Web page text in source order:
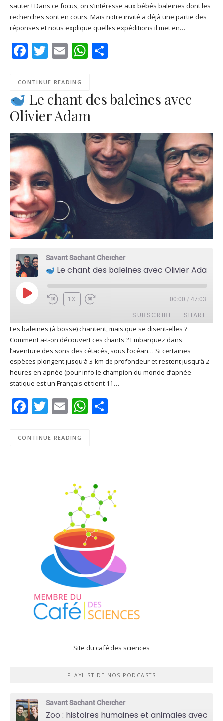
Google Play PocketCasts
Podcast Addict RSS
Spotify
RSS FEED
LINK
sauter ! Dans ce focus, on s’intéresse aux bébés baleines dont les
recherches sont en cours. Mais notre invité a déjà une partie des
réponses et nous explique quelles expéditions il met en…
Facebook
Twitter
EmailWhatsApp
CONTINUE READING
Le chant des baleines avec
Olivier Adam
Savant Sachant Chercher
Le chant des baleines avec Olivier Adam
PLAY
EPISODE
1X 00:00 / 47:03
SUBSCRIBE SHARE
Apple Podcasts Deezer
Google Play PocketCasts
Podcast Addict RSS
RSS FEED
SHARE
LINK
EMBED
Les baleines (à bosse) chantent, mais que se disent-elles ?
Comment a-t-on découvert ces chants ? Embarquez dans
l’aventure des sons des cétacés, sous l’océan… Si certaines
espèces plongent jusqu’à 3 km de profondeur et restent jusqu’à 2
heures en apnée (pour info le champion du monde d’apnée
statique est un Français et tient 11…
Facebook
Twitter
EmailWhatsApp
CONTINUE READING
Site du café des sciences
PLAYLIST DE NOS PODCASTS
Savant Sachant Chercher